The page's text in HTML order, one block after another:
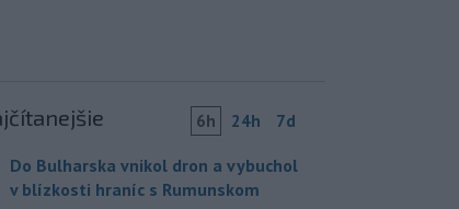
6h 24h 7d
Do Bulharska vnikol dron a vybuchol
v blízkosti hraníc s Rumunskom